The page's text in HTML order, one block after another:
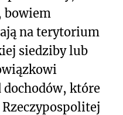
bowiem
na terytorium
siedziby lub
które